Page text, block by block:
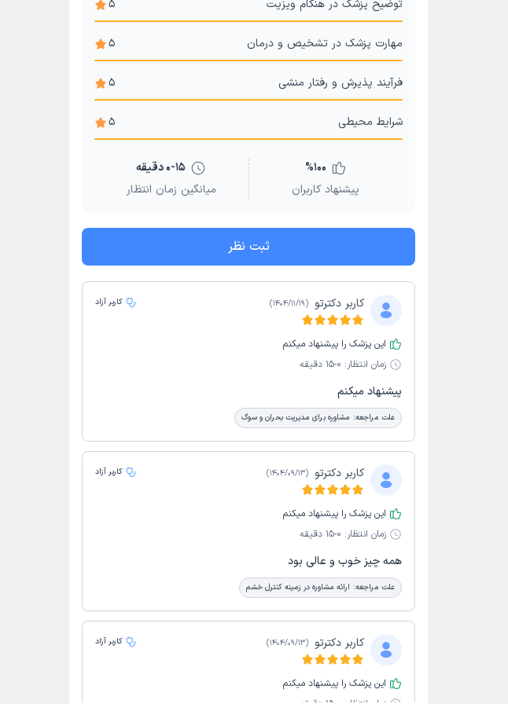
توضیح پزشک در هنگام ویزیت 5
مهارت پزشک در تشخیص و درمان 5
فرآیند پذیرش و رفتار منشی 5
شرایط محیطی 5
%100
پیشنهاد کاربران
0-15 دقیقه
میانگین زمان انتظار
ثبت نظر
کاربر دکترتو (
1404/11/19
) کاربر آزاد
این پزشک را پیشنهاد میکنم
زمان انتظار: 0-15 دقیقه
پیشنهاد میکنم
علت مراجعه: مشاوره برای مدیریت بحران و سوگ
کاربر دکترتو (
1404/09/13
) کاربر آزاد
این پزشک را پیشنهاد میکنم
زمان انتظار: 0-15 دقیقه
همه چیز خوب و عالی بود
علت مراجعه: ارائه مشاوره در زمینه کنترل خشم
کاربر دکترتو (
1404/09/13
) کاربر آزاد
این پزشک را پیشنهاد میکنم